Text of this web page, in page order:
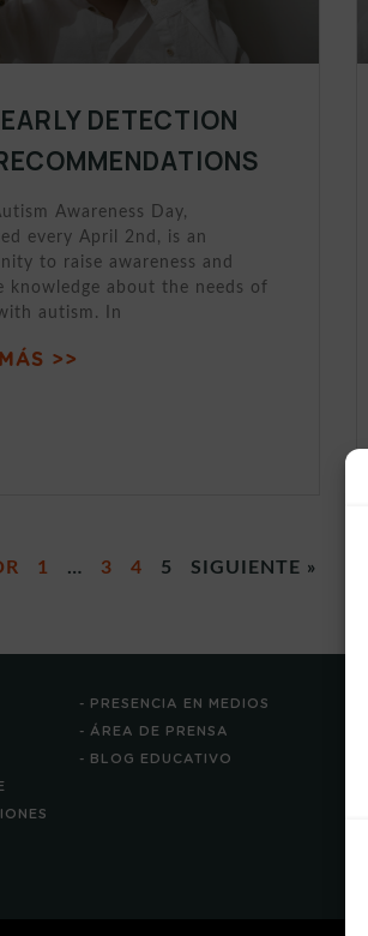
DETECTION
Awareness Day,
every April 2nd, is an
to raise awareness and
knowledge about the needs of
autism. In
>>
1 … 3 4 5 SIGUIENTE »
- PRESENCIA EN MEDIOS
- ÁREA DE PRENSA
- BLOG EDUCATIVO